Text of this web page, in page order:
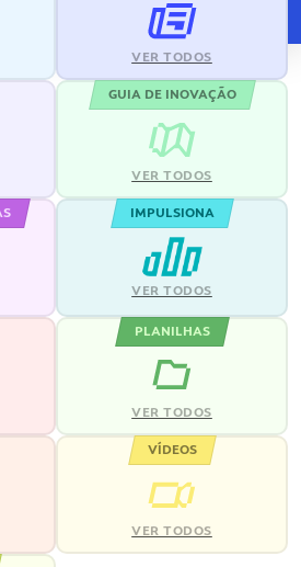
VER TODOS
GUIA DE INOVAÇÃO
VER TODOS
IMPULSIONA
VER TODOS
PLANILHAS
VER TODOS
VÍDEOS
VER TODOS